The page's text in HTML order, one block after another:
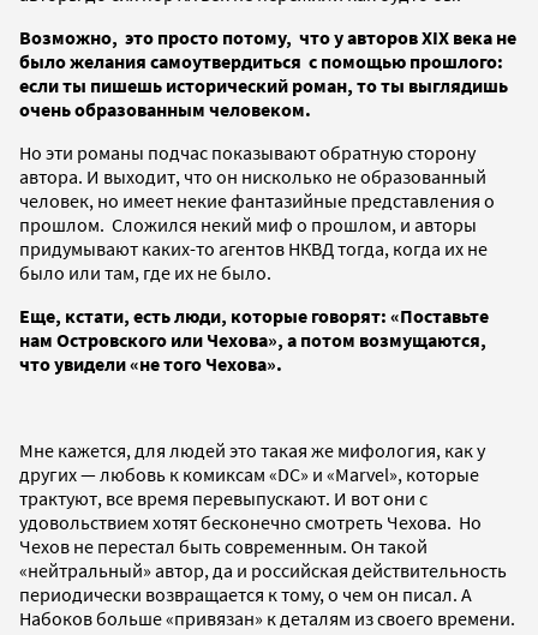
Возможно, это просто потому, что у авторов XIX века не
было желания самоутвердиться с помощью прошлого:
если ты пишешь исторический роман, то ты выглядишь
очень образованным человеком.
Но эти романы подчас показывают обратную сторону
автора. И выходит, что он нисколько не образованный
человек, но имеет некие фантазийные представления о
прошлом. Сложился некий миф о прошлом, и авторы
придумывают каких-то агентов НКВД тогда, когда их не
было или там, где их не было.
Еще, кстати, есть люди, которые говорят: «Поставьте
нам Островского или Чехова», а потом возмущаются,
что увидели «не того Чехова».
Мне кажется, для людей это такая же мифология, как у
других — любовь к комиксам «DC» и «Marvel», которые
трактуют, все время перевыпускают. И вот они с
удовольствием хотят бесконечно смотреть Чехова. Но
Чехов не перестал быть современным. Он такой
«нейтральный» автор, да и российская действительность
периодически возвращается к тому, о чем он писал. А
Набоков больше «привязан» к деталям из своего времени.